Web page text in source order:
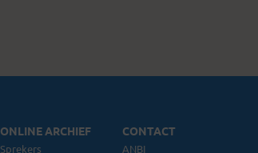
ONLINE ARCHIEF
Sprekers
CONTACT
ANBI